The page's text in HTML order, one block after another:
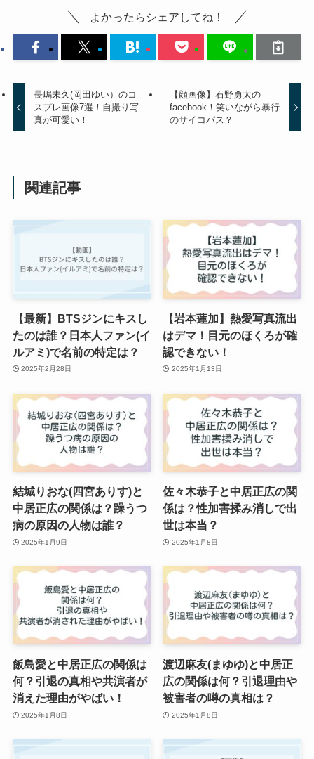
よかったらシェアしてね！
長嶋未久(岡田ゆい）のコ
スプレ画像7選！自撮り写
真が可愛い！
【顔画像】石野勇太の
facebook！笑いながら暴行
のサイコパス？
関連記事
【最新】BTSジンにキスし
たのは誰？日本人ファン(イ
ルアミ)で名前の特定は？
2025年2月28日
【岩本蓮加】熱愛写真流出
はデマ！目元のほくろが確
認できない！
2025年1月13日
結城りおな(四宮ありす)と
中居正広の関係は？躁うつ
病の原因の人物は誰？
2025年1月9日
佐々木恭子と中居正広の関
係は？性加害揉み消しで出
世は本当？
2025年1月8日
飯島愛と中居正広の関係は
何？引退の真相や共演者が
消えた理由がやばい！
2025年1月8日
渡辺麻友(まゆゆ)と中居正
広の関係は何？引退理由や
被害者の噂の真相は？
2025年1月8日